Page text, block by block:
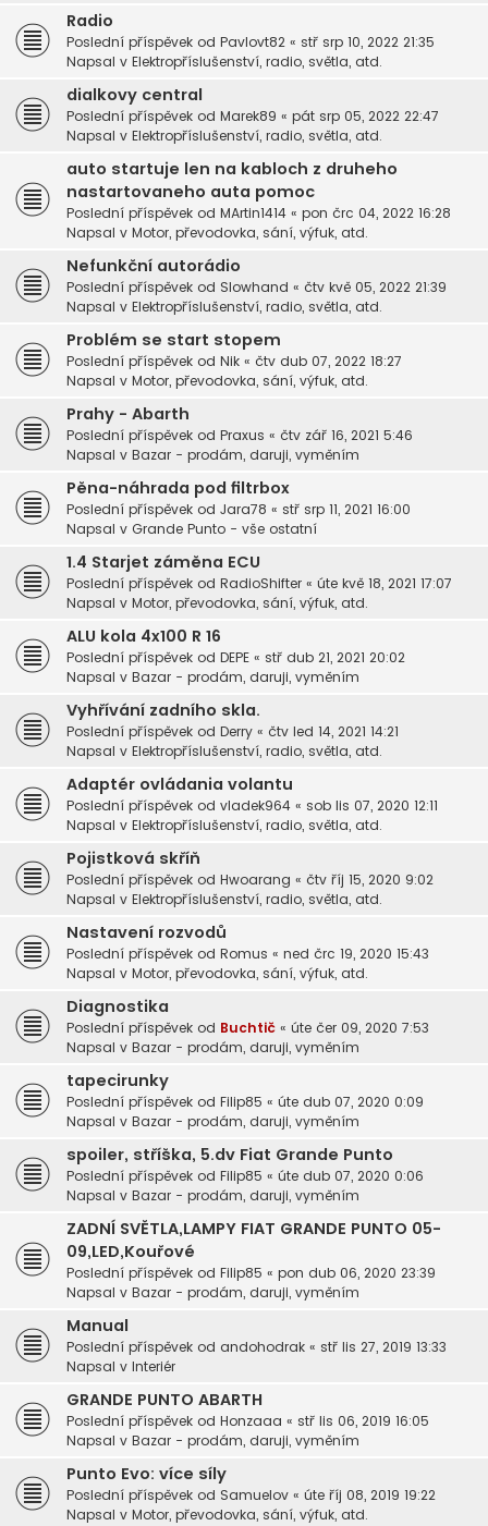
Radio
Poslední příspěvek od Pavlovt82 « stř srp 10, 2022 21:35
Napsal v Elektropříslušenství, radio, světla, atd.
dialkovy central
Poslední příspěvek od Marek89 « pát srp 05, 2022 22:47
Napsal v Elektropříslušenství, radio, světla, atd.
auto startuje len na kabloch z druheho
nastartovaneho auta pomoc
Poslední příspěvek od MArtin1414 « pon črc 04, 2022 16:28
Napsal v Motor, převodovka, sání, výfuk, atd.
Nefunkční autorádio
Poslední příspěvek od Slowhand « čtv kvě 05, 2022 21:39
Napsal v Elektropříslušenství, radio, světla, atd.
Problém se start stopem
Poslední příspěvek od Nik « čtv dub 07, 2022 18:27
Napsal v Motor, převodovka, sání, výfuk, atd.
Prahy - Abarth
Poslední příspěvek od Praxus « čtv zář 16, 2021 5:46
Napsal v Bazar - prodám, daruji, vyměním
Pěna-náhrada pod filtrbox
Poslední příspěvek od Jara78 « stř srp 11, 2021 16:00
Napsal v Grande Punto - vše ostatní
1.4 Starjet záměna ECU
Poslední příspěvek od RadioShifter « úte kvě 18, 2021 17:07
Napsal v Motor, převodovka, sání, výfuk, atd.
ALU kola 4x100 R 16
Poslední příspěvek od DEPE « stř dub 21, 2021 20:02
Napsal v Bazar - prodám, daruji, vyměním
Vyhřívání zadního skla.
Poslední příspěvek od Derry « čtv led 14, 2021 14:21
Napsal v Elektropříslušenství, radio, světla, atd.
Adaptér ovládania volantu
Poslední příspěvek od vladek964 « sob lis 07, 2020 12:11
Napsal v Elektropříslušenství, radio, světla, atd.
Pojistková skříň
Poslední příspěvek od Hwoarang « čtv říj 15, 2020 9:02
Napsal v Elektropříslušenství, radio, světla, atd.
Nastavení rozvodů
Poslední příspěvek od Romus « ned črc 19, 2020 15:43
Napsal v Motor, převodovka, sání, výfuk, atd.
Diagnostika
Poslední příspěvek od Buchtič « úte čer 09, 2020 7:53
Napsal v Bazar - prodám, daruji, vyměním
tapecirunky
Poslední příspěvek od Filip85 « úte dub 07, 2020 0:09
Napsal v Bazar - prodám, daruji, vyměním
spoiler, stříška, 5.dv Fiat Grande Punto
Poslední příspěvek od Filip85 « úte dub 07, 2020 0:06
Napsal v Bazar - prodám, daruji, vyměním
ZADNÍ SVĚTLA,LAMPY FIAT GRANDE PUNTO 05-
09,LED,Kouřové
Poslední příspěvek od Filip85 « pon dub 06, 2020 23:39
Napsal v Bazar - prodám, daruji, vyměním
Manual
Poslední příspěvek od andohodrak « stř lis 27, 2019 13:33
Napsal v Interiér
GRANDE PUNTO ABARTH
Poslední příspěvek od Honzaaa « stř lis 06, 2019 16:05
Napsal v Bazar - prodám, daruji, vyměním
Punto Evo: více síly
Poslední příspěvek od Samuelov « úte říj 08, 2019 19:22
Napsal v Motor, převodovka, sání, výfuk, atd.